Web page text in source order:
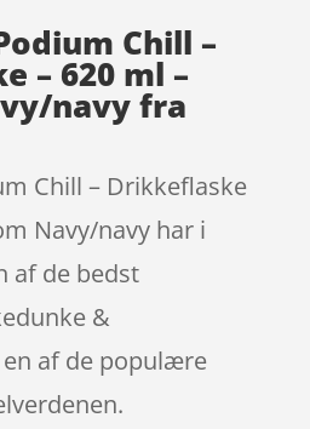
Chill –
– 620 ml –
navy fra
Chill – Drikkeflaske
Navy/navy har i
af de bedst
&
af de populære